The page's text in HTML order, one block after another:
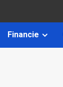
Financie